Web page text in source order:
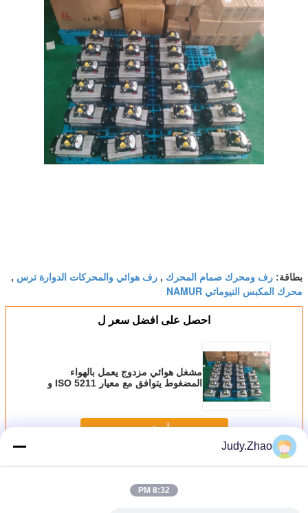
بطاقة: رف ومحرك صمام المحرك , رف هوائي والمحركات الدوارة ترس ,
محرك المكبس النيوماتي NAMUR
احصل على افضل سعر ل
مشغل هوائي مزدوج يعمل بالهواء
المضغوط يتوافق مع معيار ISO 5211 و
استمر
أكثرهوائي حامل الجرار والترس
Judy.Zhao
8:32 PM